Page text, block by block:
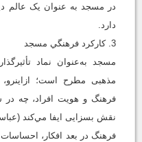
در مسجد به ‌عنوان يک عالم
دارد.
3. کارکرد فرهنگي مسجد
مسجد به‌عنوان نماد
مذهبى مطرح است؛
فرهنگ و هويت افراد، چه
نقش بسزايى ايفا مي‌كند (عباسي، 1385، ص
فرهنگ در بعد افکار، احساسات